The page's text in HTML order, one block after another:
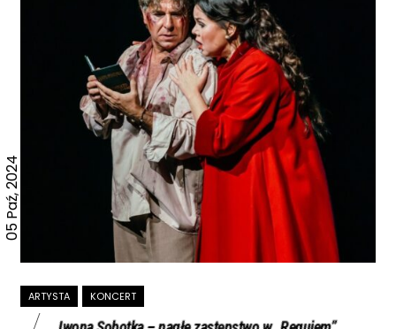
05 Paź, 2024
ARTYSTA KONCERT